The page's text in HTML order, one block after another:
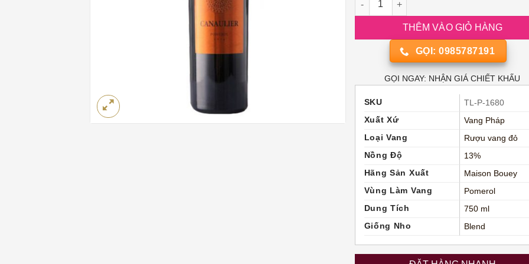
THÊM VÀO GIỎ HÀNG
GỌI: 0985787191
GỌI NGAY: NHẬN GIÁ CHIẾT KHẤU
SKU
TL-P-1680
Xuất Xứ
Vang Pháp
Loại Vang
Rượu vang đỏ
Nồng Độ
13%
Hãng Sản Xuất
Maison Bouey
Vùng Làm Vang
Pomerol
Dung Tích
750 ml
Giống Nho
Blend